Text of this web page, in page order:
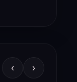
‹ ›